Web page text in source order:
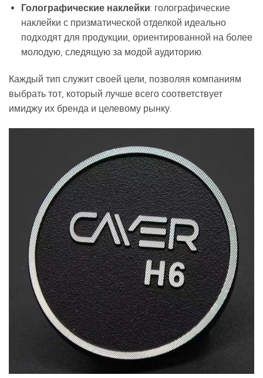
Голографические наклейки: голографические
наклейки с призматической отделкой идеально
подходят для продукции, ориентированной на более
молодую, следящую за модой аудиторию.
Каждый тип служит своей цели, позволяя компаниям
выбрать тот, который лучше всего соответствует
имиджу их бренда и целевому рынку.